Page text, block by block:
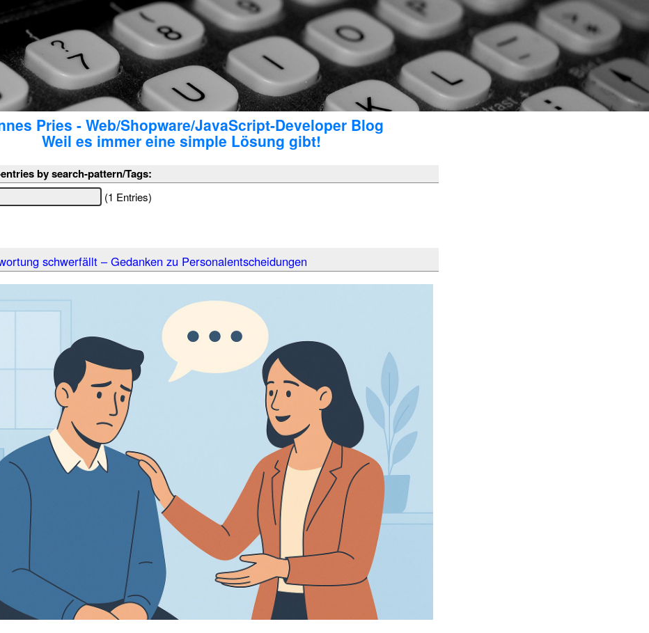
Pries - Web/Shopware/JavaScript-Developer Blog
Weil es immer eine simple Lösung gibt!
by search-pattern/Tags:
(1 Entries)
schwerfällt – Gedanken zu Personalentscheidungen